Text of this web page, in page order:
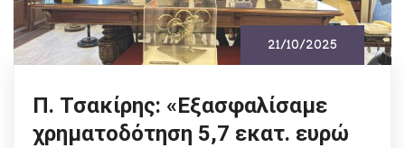
21/10/2025
Π. Τσακίρης: «Εξασφαλίσαμε
χρηματοδότηση 5,7 εκατ. ευρώ